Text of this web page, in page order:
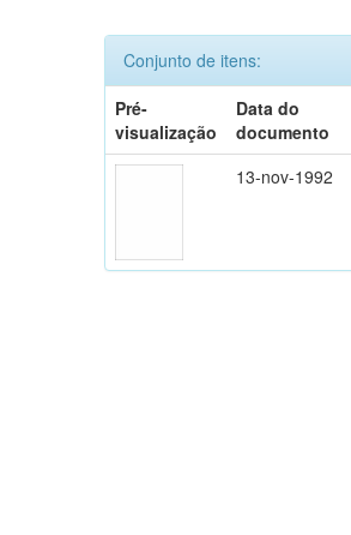
Conjunto de itens:
Pré-
visualização
Data do
documento
13-nov-1992